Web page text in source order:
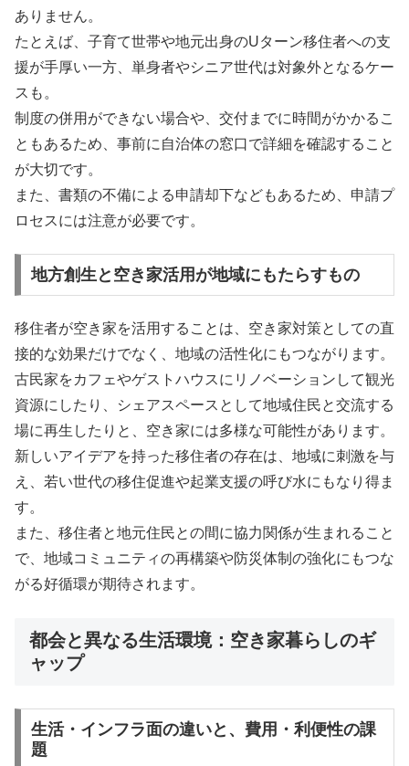
ありません。
たとえば、子育て世帯や地元出身のUターン移住者への支
援が手厚い一方、単身者やシニア世代は対象外となるケー
スも。
制度の併用ができない場合や、交付までに時間がかかるこ
ともあるため、事前に自治体の窓口で詳細を確認すること
が大切です。
また、書類の不備による申請却下などもあるため、申請プ
ロセスには注意が必要です。
地方創生と空き家活用が地域にもたらすもの
移住者が空き家を活用することは、空き家対策としての直
接的な効果だけでなく、地域の活性化にもつながります。
古民家をカフェやゲストハウスにリノベーションして観光
資源にしたり、シェアスペースとして地域住民と交流する
場に再生したりと、空き家には多様な可能性があります。
新しいアイデアを持った移住者の存在は、地域に刺激を与
え、若い世代の移住促進や起業支援の呼び水にもなり得ま
す。
また、移住者と地元住民との間に協力関係が生まれること
で、地域コミュニティの再構築や防災体制の強化にもつな
がる好循環が期待されます。
都会と異なる生活環境：空き家暮らしのギ
ャップ
生活・インフラ面の違いと、費用・利便性の課
題